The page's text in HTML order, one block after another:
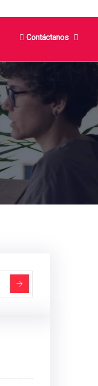
Contáctanos